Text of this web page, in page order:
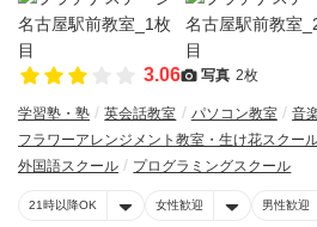
3.06 写真 2枚
学習塾・塾 英会話教室 パソコン教室
音
フラワーアレンジメント教室・生け花スクー
外国語スクール
プログラミングスクール
21時以降OK 女性歓迎 男性歓迎